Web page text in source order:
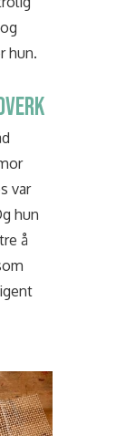
hun.
var
hun
å